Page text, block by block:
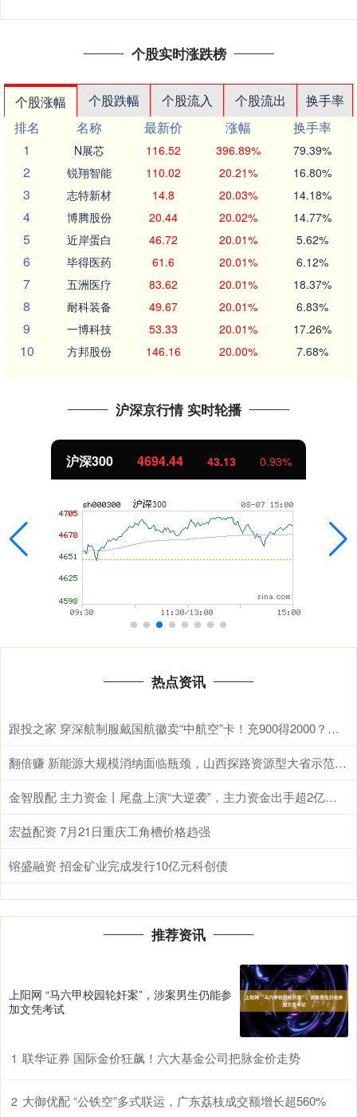
个股实时涨跌榜
个股涨幅 个股跌幅 个股流入 个股流出
换手率
排名
名称 最新价 涨幅
换手率
1
N展芯 116.52 396.89% 79.39%
2 锐翔智能 110.02 20.21% 16.80%
3 志特新材 14.8 20.03% 14.18%
4 博腾股份 20.44 20.02% 14.77%
5 近岸蛋白 46.72 20.01% 5.62%
6 毕得医药 61.6 20.01% 6.12%
7 五洲医疗 83.62 20.01% 18.37%
8 耐科装备 49.67 20.01% 6.83%
9 一博科技 53.33 20.01% 17.26%
10 方邦股份 146.16 20.00% 7.68%
沪深京行情 实时轮播
沪深300 4694.44 43.13 0.93%
热点资讯
跟投之家 穿深航制服戴国航徽卖“中航空”卡！充900得2000？深航紧急辟谣：非员工，套路老旧
翻倍赚 新能源大规模消纳面临瓶颈，山西探路资源型大省示范样本
金智股配 主力资金丨尾盘上演“大逆袭”，主力资金出手超2亿元！
宏益配资 7月21日重庆工角槽价格趋强
镕盛融资 招金矿业完成发行10亿元科创债
推荐资讯
上阳网 “马六甲校园轮奸案”，涉案男生仍能参
加文凭考试
1 联华证券 国际金价狂飙！六大基金公司把脉金价走势
2 大御优配 “公铁空”多式联运，广东荔枝成交额增长超560%